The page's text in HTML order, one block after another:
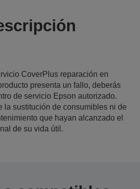
CoverPlus reparación en
presenta un fallo, deberás
de servicio Epson autorizado.
la sustitución de consumibles ni de
que hayan alcanzado el
de su vida útil.